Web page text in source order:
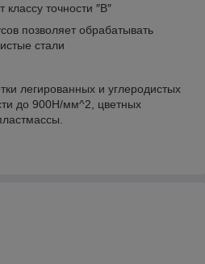
классу точности ″В″
позволяет обрабатывать
стали
легированных и углеродистых
до 900Н/мм^2, цветных